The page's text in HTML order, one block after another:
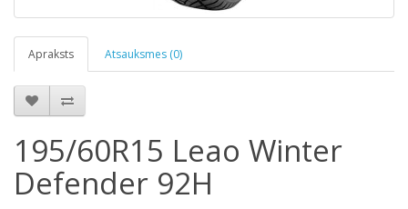
Apraksts Atsauksmes (0)
195/60R15 Leao Winter
Defender 92H